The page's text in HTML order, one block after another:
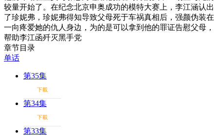
较量开始了。在纪念北京申奥成功的模特大赛上，李江涵认出
了珍妮弗，珍妮弗得知导致父母死于车祸真相后，强颜伪装在
一向疼爱她的仇人身边，为的是可以拿到他的罪证告慰父母，
帮助李江函歼灭黑手党
章节目录
单话
第35集
下載
第34集
下載
第33集